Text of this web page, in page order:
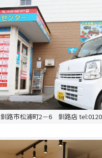
釧路市松浦町2－6 釧路店